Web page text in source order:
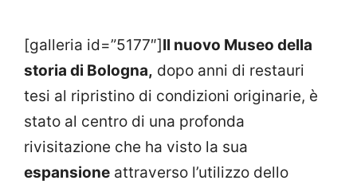
[galleria id=”5177″]Il nuovo Museo della
storia di Bologna, dopo anni di restauri
tesi al ripristino di condizioni originarie, è
stato al centro di una profonda
rivisitazione che ha visto la sua
espansione attraverso l’utilizzo dello